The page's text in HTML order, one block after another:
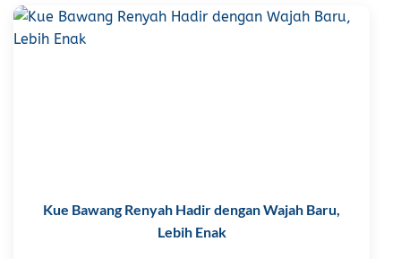
Kue Bawang Renyah Hadir dengan Wajah Baru,
Lebih Enak